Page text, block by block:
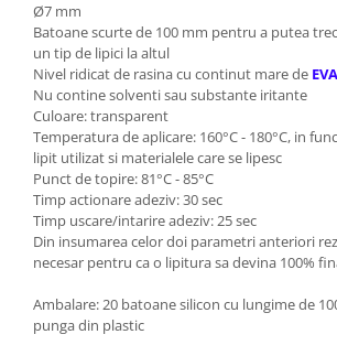
Ø7 mm
Batoane scurte de 100 mm pentru a putea
un tip de lipici la altul
Nivel ridicat de rasina cu continut mare de EVA
Nu contine solventi sau substante iritante
Culoare: transparent
Temperatura de aplicare: 160°C - 180°C, in
lipit utilizat si materialele care se lipesc
Punct de topire: 81°C - 85°C
Timp actionare adeziv: 30 sec
Timp uscare/intarire adeziv: 25 sec
Din insumarea celor doi parametri anteriori
necesar pentru ca o lipitura sa devina 100%
Ambalare: 20 batoane silicon cu lungime de
punga din plastic